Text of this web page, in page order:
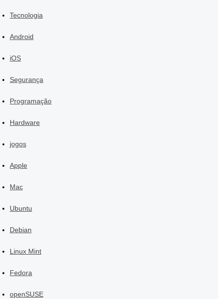
Tecnologia
Android
iOS
Segurança
Programação
Hardware
jogos
Apple
Mac
Ubuntu
Debian
Linux Mint
Fedora
openSUSE